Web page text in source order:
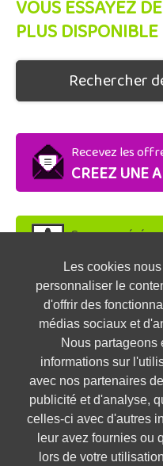
Les cookies
personnaliser le
d'offrir des
médias sociaux et
Nous partageons
informations sur
avec nos partenaires
publicité et d'analyse,
celles-ci avec d'autres
leur avez fournies ou
lors de votre
VOUS ESSAYEZ
PLUS
Rechercher
Recevez les
CREEZ UNE
Soyez repéré
DEPOSEZ
Préparez vos
TESTEZ-
OFFRES